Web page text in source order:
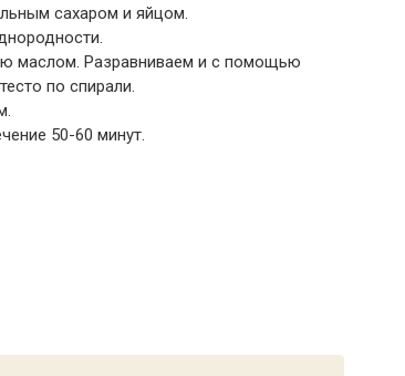
сахаром и яйцом.
маслом. Разравниваем и с помощью
по спирали.
50-60 минут.